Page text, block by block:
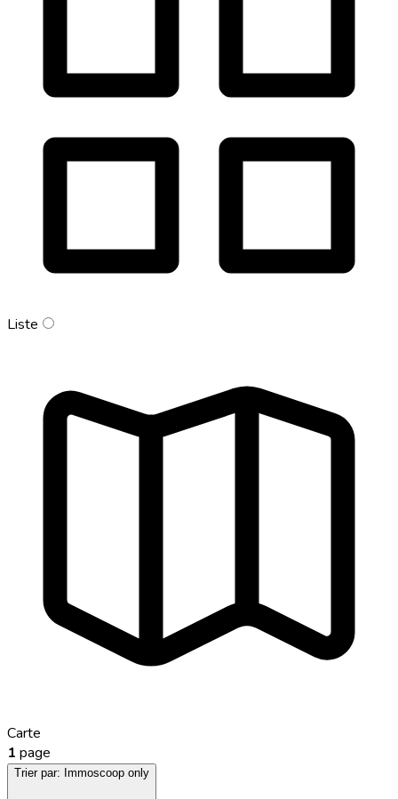
Liste
Carte
1 page
Trier par: Immoscoop only